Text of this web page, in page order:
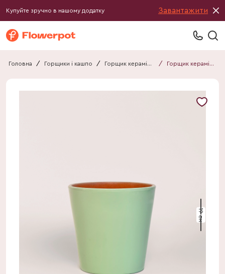
Купуйте зручно в нашому додатку Завантажити
Головна / Горщики і кашпо / Горщик керамічний / Горщик керамічний 011819510101
19 см